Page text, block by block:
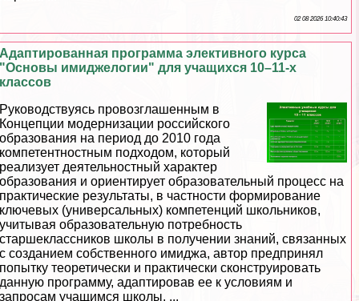
02 08 2026 10:40:43
Адаптированная программа элективного курса
"Основы имиджелогии" для учащихся 10–11-х
классов
Руководствуясь провозглашенным в
Концепции модернизации российского
образования на период до 2010 года
компетентностным подходом, который
реализует деятельностный хаpaктер
образования и ориентирует образовательный процесс на
пpaктические результаты, в частности формирование
ключевых (универсальных) компетенций школьников,
учитывая образовательную потребность
старшеклассников школы в получении знаний, связанных
с созданием собственного имиджа, автор предпринял
попытку теоретически и пpaктически сконструировать
данную программу, адаптировав ее к условиям и
запросам учащимся школы. ...